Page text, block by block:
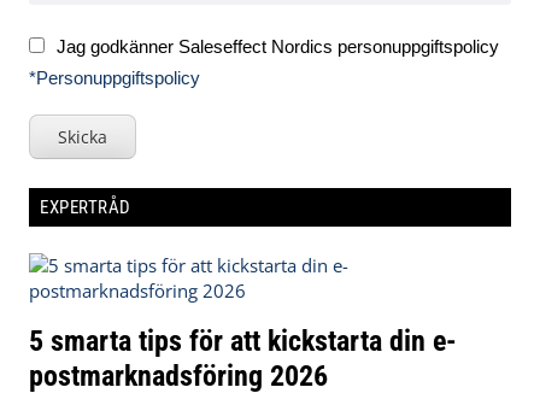
Jag godkänner Saleseffect Nordics personuppgiftspolicy
*Personuppgiftspolicy
Skicka
EXPERTRÅD
5 smarta tips för att kickstarta din e-
postmarknadsföring 2026